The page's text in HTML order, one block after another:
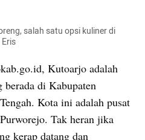
salah satu opsi kuliner di
Kutoarjo adalah
Kota ini adalah pusat
Tak heran jika
kerap datang dan